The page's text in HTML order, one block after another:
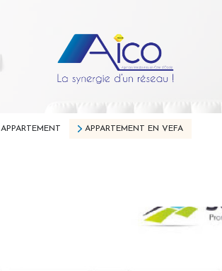
APPARTEMENT APPARTEMENT EN VEFA